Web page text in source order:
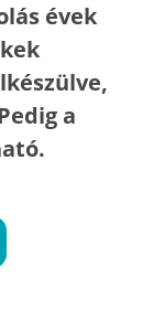
évek
a